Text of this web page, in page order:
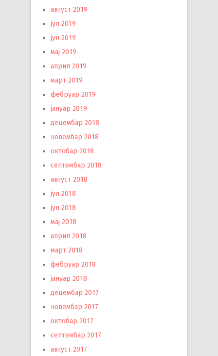
август 2019
јул 2019
јун 2019
мај 2019
април 2019
март 2019
фебруар 2019
јануар 2019
децембар 2018
новембар 2018
октобар 2018
септембар 2018
август 2018
јул 2018
јун 2018
мај 2018
април 2018
март 2018
фебруар 2018
јануар 2018
децембар 2017
новембар 2017
октобар 2017
септембар 2017
август 2017